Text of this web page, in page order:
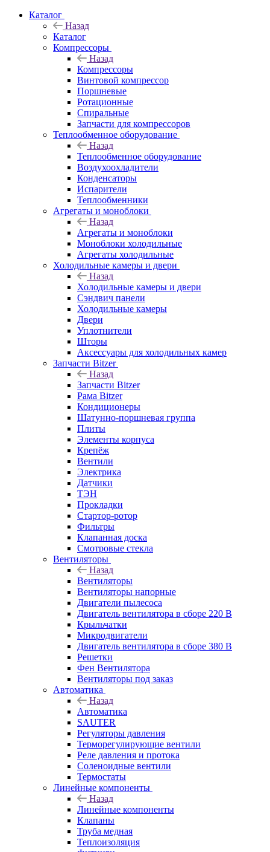
Каталог
Назад
Каталог
Компрессоры
Назад
Компрессоры
Винтовой компрессор
Поршневые
Ротационные
Спиральные
Запчасти для компрессоров
Теплообменное оборудование
Назад
Теплообменное оборудование
Воздухоохладители
Конденсаторы
Испарители
Теплообменники
Агрегаты и моноблоки
Назад
Агрегаты и моноблоки
Моноблоки холодильные
Агрегаты холодильные
Холодильные камеры и двери
Назад
Холодильные камеры и двери
Сэндвич панели
Холодильные камеры
Двери
Уплотнители
Шторы
Аксессуары для холодильных камер
Запчасти Bitzer
Назад
Запчасти Bitzer
Рама Bitzer
Кондиционеры
Шатунно-поршневая группа
Плиты
Элементы корпуса
Крепёж
Вентили
Электрика
Датчики
ТЭН
Прокладки
Стартор-ротор
Фильтры
Клапанная доска
Смотровые стекла
Вентиляторы
Назад
Вентиляторы
Вентиляторы напорные
Двигатели пылесоса
Двигатель вентилятора в сборе 220 В
Крыльчатки
Микродвигатели
Двигатель вентилятора в сборе 380 В
Решетки
Фен Вентилятора
Вентиляторы под заказ
Автоматика
Назад
Автоматика
SAUTER
Регуляторы давления
Терморегулирующие вентили
Реле давления и протока
Соленоидные вентили
Термостаты
Линейные компоненты
Назад
Линейные компоненты
Клапаны
Труба медная
Теплоизоляция